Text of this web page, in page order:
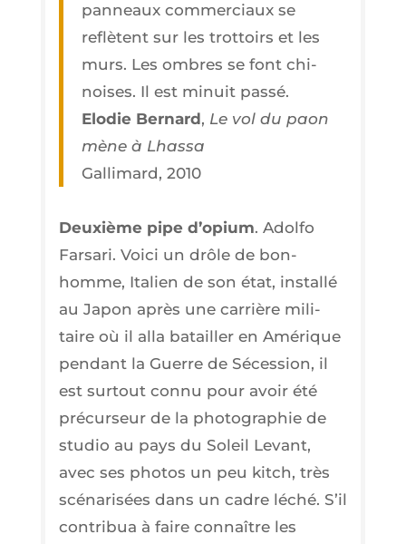
pan­neaux com­mer­ciaux se
reflètent sur les trot­toirs et les
murs. Les ombres se font chi­
noises. Il est minuit passé.
Elo­die Ber­nard, Le vol du paon
mène à Lhassa
Gal­li­mard, 2010
Deuxième pipe d’o­pium. Adol­fo
Far­sa­ri. Voi­ci un drôle de bon­
homme, Ita­lien de son état, ins­tal­lé
au Japon après une car­rière mili­
taire où il alla batailler en Amé­rique
pen­dant la Guerre de Séces­sion, il
est sur­tout connu pour avoir été
pré­cur­seur de la pho­to­gra­phie de
stu­dio au pays du Soleil Levant,
avec ses pho­tos un peu kitch, très
scé­na­ri­sées dans un cadre léché. S’il
contri­bua à faire connaître les